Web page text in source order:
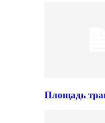
Площадь